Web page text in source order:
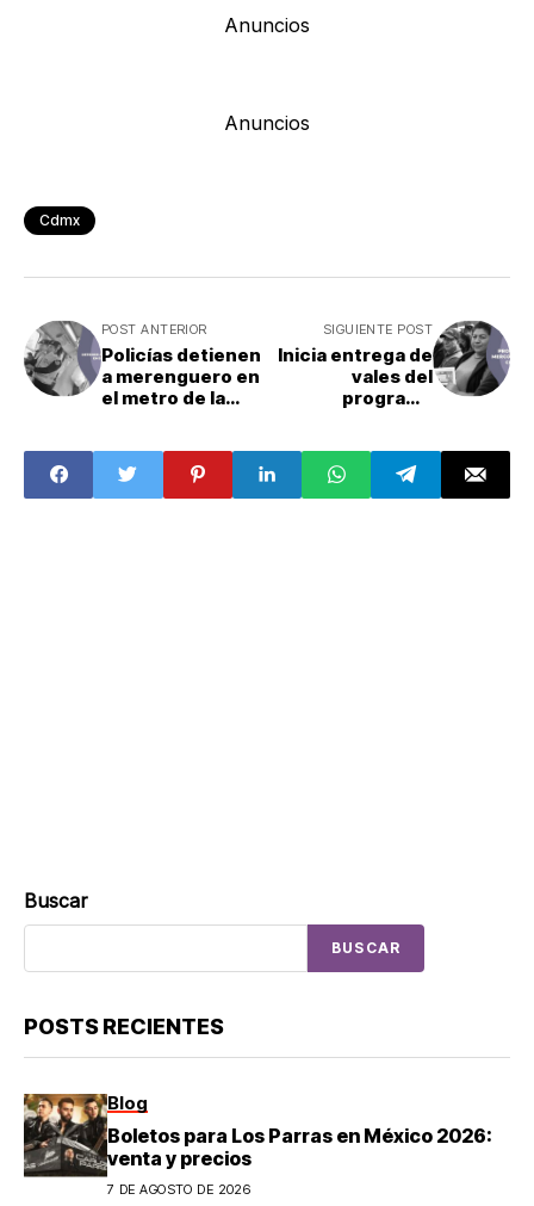
Anuncios
Anuncios
Cdmx
POST ANTERIOR
Policías detienen
a merenguero en
el metro de la
SIGUIENTE POST
Inicia entrega de
vales del
programa
Buscar
BUSCAR
POSTS RECIENTES
Blog
Boletos para Los Parras en México 2026:
venta y precios
7 DE AGOSTO DE 2026